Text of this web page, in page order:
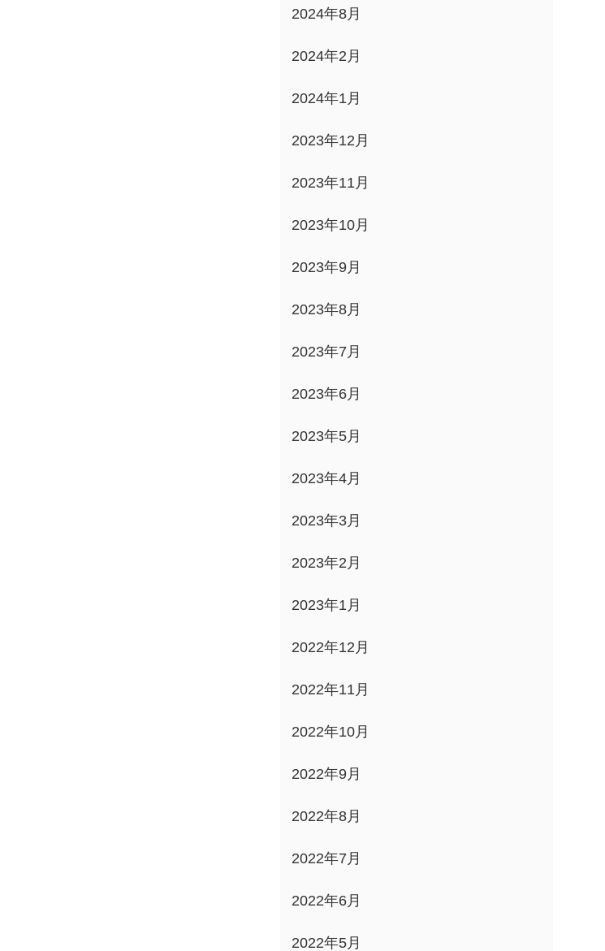
2024年8月
2024年2月
2024年1月
2023年12月
2023年11月
2023年10月
2023年9月
2023年8月
2023年7月
2023年6月
2023年5月
2023年4月
2023年3月
2023年2月
2023年1月
2022年12月
2022年11月
2022年10月
2022年9月
2022年8月
2022年7月
2022年6月
2022年5月